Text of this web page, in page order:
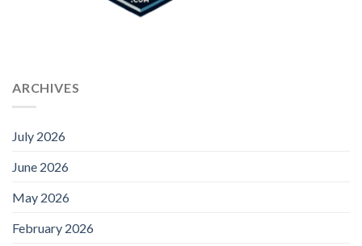
ARCHIVES
July 2026
June 2026
May 2026
February 2026